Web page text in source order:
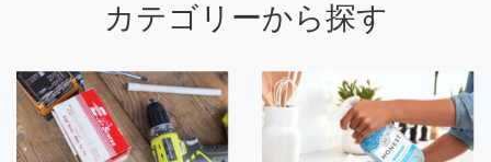
カテゴリーから探す